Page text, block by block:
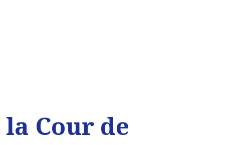
Cour de